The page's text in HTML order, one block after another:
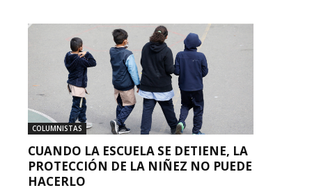
COLUMNISTAS
CUANDO LA ESCUELA SE DETIENE, LA
PROTECCIÓN DE LA NIÑEZ NO PUEDE
HACERLO